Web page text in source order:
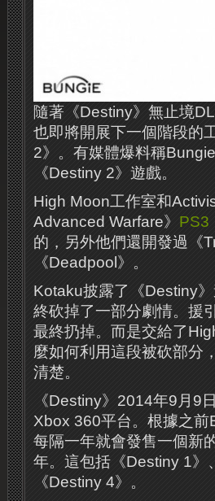
隨著《Destiny》無止境
也即將開展下一個階段的
2》。有媒體爆料稱
《Destiny 2》遊戲。
High Moon工作室和
Advanced Warfare》 PS3
的，另外他們還開發過《
《Deadpool》。
Kotaku披露了《Destiny
終砍掉了一部分劇情。援
最終扔掉。而是交給了
麼如何利用這段被砍部分
清楚。
《Destiny》2014年9月9
Xbox 360平台。根據之
每隔一年就會發售一個新
年。這包括《Destiny 1
《Destiny 4》。